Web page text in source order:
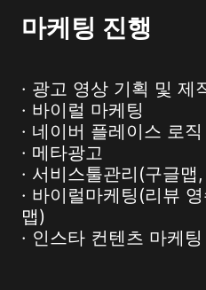
마케팅 진행
· 광고 영상 기획 및 제
· 바이럴 마케팅
· 네이버 플레이스 로
· 메타광고
· 서비스툴관리(구글
· 바이럴마케팅(리뷰
맵)
· 인스타 컨텐츠 마케팅